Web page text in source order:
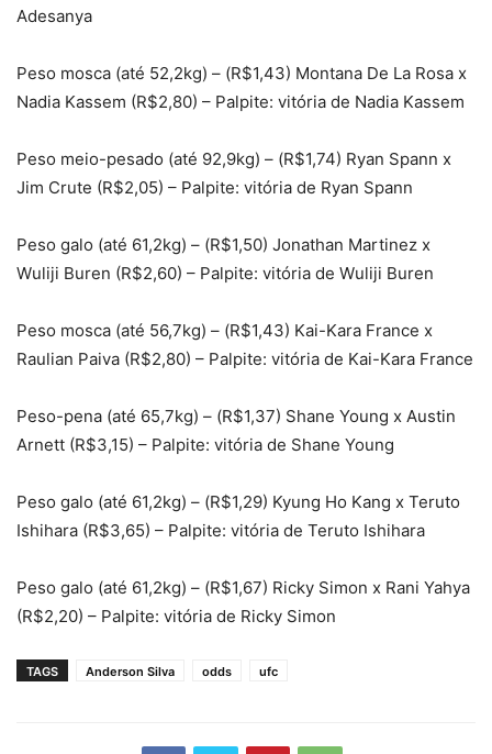
Adesanya
Peso mosca (até 52,2kg) – (R$1,43) Montana De La Rosa x
Nadia Kassem (R$2,80) – Palpite: vitória de Nadia Kassem
Peso meio-pesado (até 92,9kg) – (R$1,74) Ryan Spann x
Jim Crute (R$2,05) – Palpite: vitória de Ryan Spann
Peso galo (até 61,2kg) – (R$1,50) Jonathan Martinez x
Wuliji Buren (R$2,60) – Palpite: vitória de Wuliji Buren
Peso mosca (até 56,7kg) – (R$1,43) Kai-Kara France x
Raulian Paiva (R$2,80) – Palpite: vitória de Kai-Kara France
Peso-pena (até 65,7kg) – (R$1,37) Shane Young x Austin
Arnett (R$3,15) – Palpite: vitória de Shane Young
Peso galo (até 61,2kg) – (R$1,29) Kyung Ho Kang x Teruto
Ishihara (R$3,65) – Palpite: vitória de Teruto Ishihara
Peso galo (até 61,2kg) – (R$1,67) Ricky Simon x Rani Yahya
(R$2,20) – Palpite: vitória de Ricky Simon
TAGS Anderson Silva odds ufc